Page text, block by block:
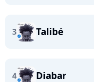
3 Talibé
4 Diabar